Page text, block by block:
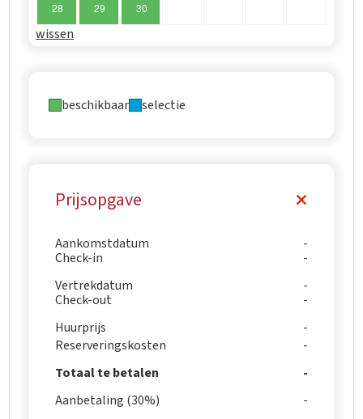
28 29 30
wissen
beschikbaar selectie
Prijsopgave
Aankomstdatum
Check-in
Vertrekdatum
Check-out
Huurprijs
Reserveringskosten
Totaal te betalen
Aanbetaling (30%)